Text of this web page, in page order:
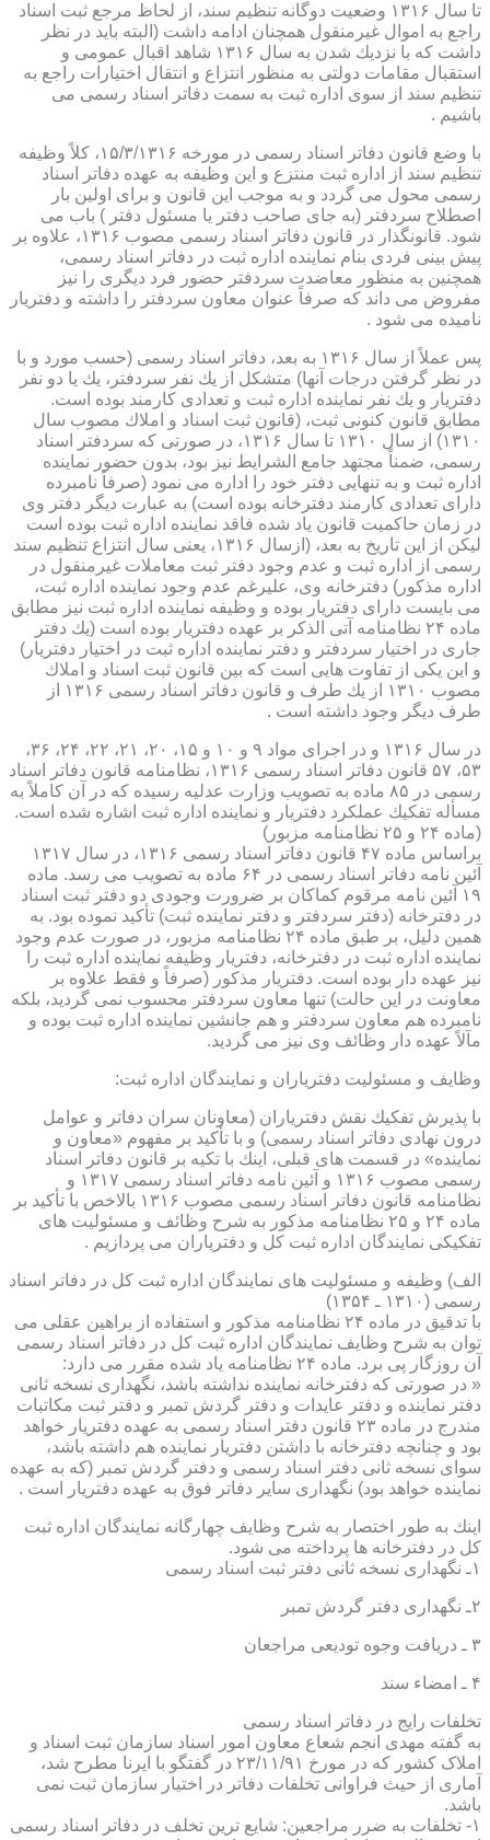
تا سال ۱۳۱۶ وضعیت دوگانه تنظیم سند، از لحاظ مرجع ثبت اسناد
راجع به اموال غیرمنقول همچنان ادامه داشت (البته باید در نظر
داشت كه با نزدیك شدن به سال ۱۳۱۶ شاهد اقبال عمومی و
استقبال مقامات دولتی به منظور انتزاع و انتقال اختیارات راجع به
تنظیم سند از سوی اداره ثبت به سمت دفاتر اسناد رسمی می
باشیم .
با وضع قانون دفاتر اسناد رسمی در مورخه ۱۵/۳/۱۳۱۶، كلاً وظیفه
تنظیم سند از اداره ثبت منتزع و این وظیفه به عهده دفاتر اسناد
رسمی محول می گردد و به موجب این قانون و برای اولین بار
اصطلاح سردفتر (به جای صاحب دفتر یا مسئول دفتر ) باب می
شود. قانونگذار در قانون دفاتر اسناد رسمی مصوب ۱۳۱۶، علاوه بر
پیش بینی فردی بنام نماینده اداره ثبت در دفاتر اسناد رسمی،
همچنین به منظور معاضدت سردفتر حضور فرد دیگری را نیز
مفروض می داند كه صرفاً عنوان معاون سردفتر را داشته و دفتریار
نامیده می شود .
پس عملاً از سال ۱۳۱۶ به بعد، دفاتر اسناد رسمی (حسب مورد و با
در نظر گرفتن درجات آنها) متشكل از یك نفر سردفتر، یك یا دو نفر
دفتریار و یك نفر نماینده اداره ثبت و تعدادی كارمند بوده است.
مطابق قانون كنونی ثبت، (قانون ثبت اسناد و املاك مصوب سال
۱۳۱۰) از سال ۱۳۱۰ تا سال ۱۳۱۶، در صورتی كه سردفتر اسناد
رسمی، ضمناً مجتهد جامع الشرایط نیز بود، بدون حضور نماینده
اداره ثبت و به تنهایی دفتر خود را اداره می نمود (صرفاً نامبرده
دارای تعدادی كارمند دفترخانه بوده است) به عبارت دیگر دفتر وی
در زمان حاكمیت قانون یاد شده فاقد نماینده اداره ثبت بوده است
لیكن از این تاریخ به بعد، (ازسال ۱۳۱۶، یعنی سال انتزاع تنظیم سند
رسمی از اداره ثبت و عدم وجود دفتر ثبت معاملات غیرمنقول در
اداره مذكور) دفترخانه وی، علیرغم عدم وجود نماینده اداره ثبت،
می بایست دارای دفتریار بوده و وظیفه نماینده اداره ثبت نیز مطابق
ماده ۲۴ نظامنامه آتی الذكر بر عهده دفتریار بوده است (یك دفتر
جاری در اختیار سردفتر و دفتر نماینده اداره ثبت در اختیار دفتریار)
و این یكی از تفاوت هایی است كه بین قانون ثبت اسناد و املاك
مصوب ۱۳۱۰ از یك طرف و قانون دفاتر اسناد رسمی ۱۳۱۶ از
طرف دیگر وجود داشته است .
در سال ۱۳۱۶ و در اجرای مواد ۹ و ۱۰ و ۱۵، ۲۰، ۲۱، ۲۲، ۲۴، ۳۶،
۵۳، ۵۷ قانون دفاتر اسناد رسمی ۱۳۱۶، نظامنامه قانون دفاتر اسناد
رسمی در ۸۵ ماده به تصویب وزارت عدلیه رسیده كه در آن كاملاً به
مسأله تفكیك عملكرد دفتریار و نماینده اداره ثبت اشاره شده است.
(ماده ۲۴ و ۲۵ نظامنامه مزبور)
براساس ماده ۴۷ قانون دفاتر اسناد رسمی ۱۳۱۶، در سال ۱۳۱۷
آئین نامه دفاتر اسناد رسمی در ۶۴ ماده به تصویب می رسد. ماده
۱۹ آئین نامه مرقوم كماكان بر ضرورت وجودی دو دفتر ثبت اسناد
در دفترخانه (دفتر سردفتر و دفتر نماینده ثبت) تأكید نموده بود. به
همین دلیل، بر طبق ماده ۲۴ نظامنامه مزبور، در صورت عدم وجود
نماینده اداره ثبت در دفترخانه، دفتریار وظیفه نماینده اداره ثبت را
نیز عهده دار بوده است. دفتریار مذكور (صرفاً و فقط علاوه بر
معاونت در این حالت) تنها معاون سردفتر محسوب نمی گردید، بلكه
نامبرده هم معاون سردفتر و هم جانشین نماینده اداره ثبت بوده و
مآلاً عهده دار وظائف وی نیز می گردید.
وظایف و مسئولیت دفتریاران و نمایندگان اداره ثبت:
با پذیرش تفكیك نقش دفتریاران (معاونان سران دفاتر و عوامل
درون نهادی دفاتر اسناد رسمی) و با تأكید بر مفهوم «معاون و
نماینده» در قسمت های قبلی، اینك با تكیه بر قانون دفاتر اسناد
رسمی مصوب ۱۳۱۶ و آئین نامه دفاتر اسناد رسمی ۱۳۱۷ و
نظامنامه قانون دفاتر اسناد رسمی مصوب ۱۳۱۶ بالاخص با تأكید بر
ماده ۲۴ و ۲۵ نظامنامه مذكور به شرح وظائف و مسئولیت های
تفكیكی نمایندگان اداره ثبت كل و دفتریاران می پردازیم .
الف) وظیفه و مسئولیت های نمایندگان اداره ثبت كل در دفاتر اسناد
رسمی (۱۳۱۰ ـ ۱۳۵۴)
با تدقیق در ماده ۲۴ نظامنامه مذكور و استفاده از براهین عقلی می
توان به شرح وظایف نمایندگان اداره ثبت كل در دفاتر اسناد رسمی
آن روزگار پی برد. ماده ۲۴ نظامنامه یاد شده مقرر می دارد:
« در صورتی كه دفترخانه نماینده نداشته باشد، نگهداری نسخه ثانی
دفتر نماینده و دفتر عایدات و دفتر گردش تمبر و دفتر ثبت مكاتبات
مندرج در ماده ۲۳ قانون دفتر اسناد رسمی به عهده دفتریار خواهد
بود و چنانچه دفترخانه با داشتن دفتریار نماینده هم داشته باشد،
سوای نسخه ثانی دفتر اسناد رسمی و دفتر گردش تمبر (كه به عهده
نماینده خواهد بود) نگهداری سایر دفاتر فوق به عهده دفتریار است .
اینك به طور اختصار به شرح وظایف چهارگانه نمایندگان اداره ثبت
كل در دفترخانه ها پرداخته می شود.
۱ـ نگهداری نسخه ثانی دفتر ثبت اسناد رسمی
۲ـ نگهداری دفتر گردش تمبر
۳ ـ دریافت وجوه تودیعی مراجعان
۴ ـ امضاء سند
تخلفات رایج در دفاتر اسناد رسمی
به گفته مهدی انجم شعاع معاون امور اسناد سازمان ثبت اسناد و
املاک کشور که در مورخ ۲۳/۱۱/۹۱ در گفتگو با ایرنا مطرح شد،
آماری از حیث فراوانی تخلفات دفاتر در اختیار سازمان ثبت نمی
باشد.
۱- تخلفات به ضرر مراجعین: شایع ترین تخلف در دفاتر اسناد رسمی